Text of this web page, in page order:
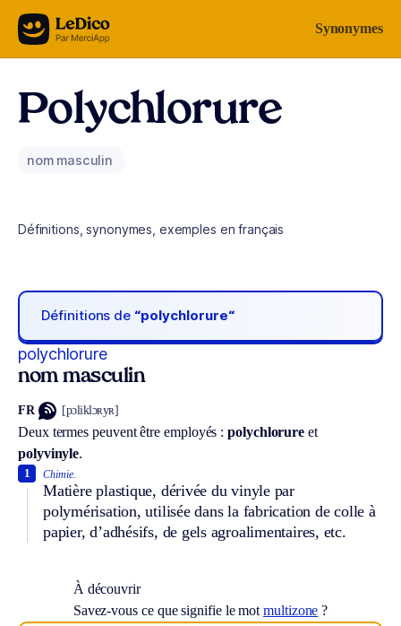
Aller au contenu Synonymes
Polychlorure
nom masculin
Définitions, synonymes, exemples en français
Définitions de “polychlorure“
polychlorure
nom masculin
FR [pɔliklɔʀyʀ]
Deux termes peuvent être employés :polychlorure et
polyvinyle.
Chimie.
Matière plastique, dérivée du vinyle par
polymérisation, utilisée dans la fabrication de colle à
papier, d’adhésifs, de gels agroalimentaires, etc.
1
À découvrir
Savez-vous ce que signifie le motmultizone ?